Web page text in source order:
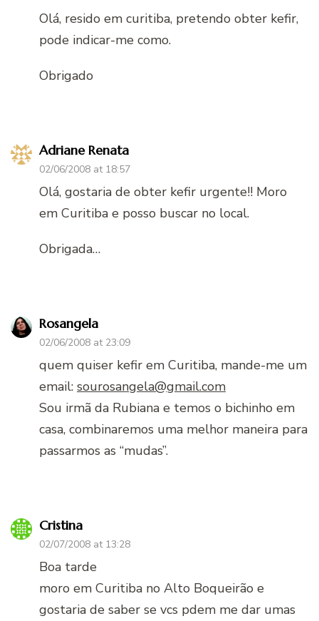
Olá, resido em curitiba, pretendo obter kefir,
pode indicar-me como.
Obrigado
Adriane Renata
02/06/2008 at 18:57
Olá, gostaria de obter kefir urgente!! Moro
em Curitiba e posso buscar no local.
Obrigada…
Rosangela
02/06/2008 at 23:09
quem quiser kefir em Curitiba, mande-me um
email: sourosangela@gmail.com
Sou irmã da Rubiana e temos o bichinho em
casa, combinaremos uma melhor maneira para
passarmos as “mudas”.
Cristina
02/07/2008 at 13:28
Boa tarde
moro em Curitiba no Alto Boqueirão e
gostaria de saber se vcs pdem me dar umas